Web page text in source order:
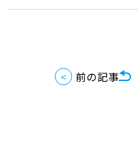
前の記事